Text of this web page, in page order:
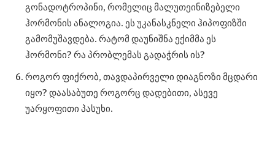
გონადოტროპინი, რომელიც მალუთეინიზებელი
ჰორმონის ანალოგია. ეს უკანასკნელი ჰიპოფიზში
გამომუშავდება. რატომ დაუნიშნა ექიმმა ეს
ჰორმონი? რა პრობლემას გადაჭრის ის?
როგორ ფიქრობ, თავდაპირველი დიაგნოზი მცდარი
იყო? დაასაბუთე როგორც დადებითი, ასევე
უარყოფითი პასუხი.